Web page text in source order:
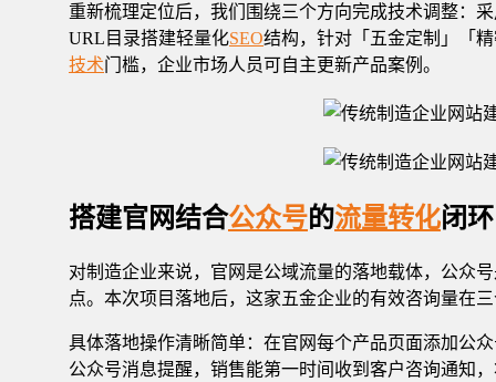
重新梳理定位后，我们围绕三个方向完成技术调整：
URL目录搭建轻量化SEO结构，针对「五金定制」「
技术门槛，企业市场人员可自主更新产品案例。
搭建官网结合公众号的流量转化闭环
对制造企业来说，官网是公域流量的落地载体，公众
点。本次项目落地后，这家五金企业的有效咨询量在
具体落地操作清晰简单：在官网每个产品页面添加公
公众号消息提醒，销售能第一时间收到客户咨询通知